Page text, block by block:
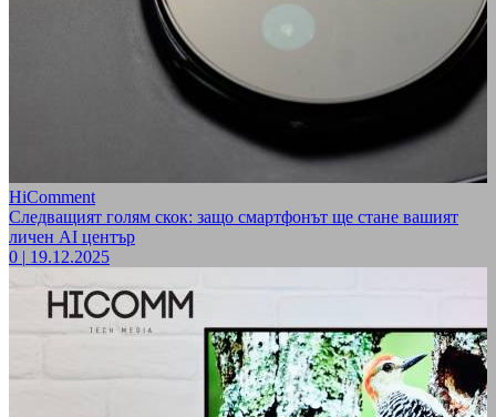
HiComment
Следващият голям скок: защо смартфонът ще стане вашият
личен AI център
0 | 19.12.2025